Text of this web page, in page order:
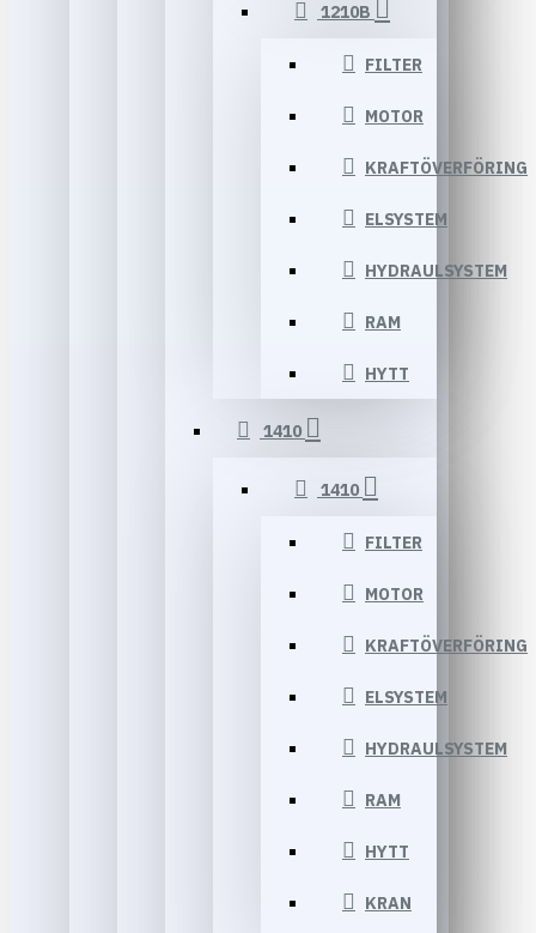
1210B
FILTER
MOTOR
KRAFTÖVERFÖRING
ELSYSTEM
HYDRAULSYSTEM
RAM
HYTT
1410
1410
FILTER
MOTOR
KRAFTÖVERFÖRING
ELSYSTEM
HYDRAULSYSTEM
RAM
HYTT
KRAN